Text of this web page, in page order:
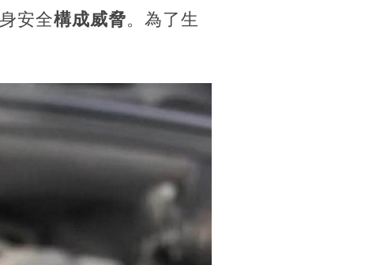
安全構成威脅。為了生